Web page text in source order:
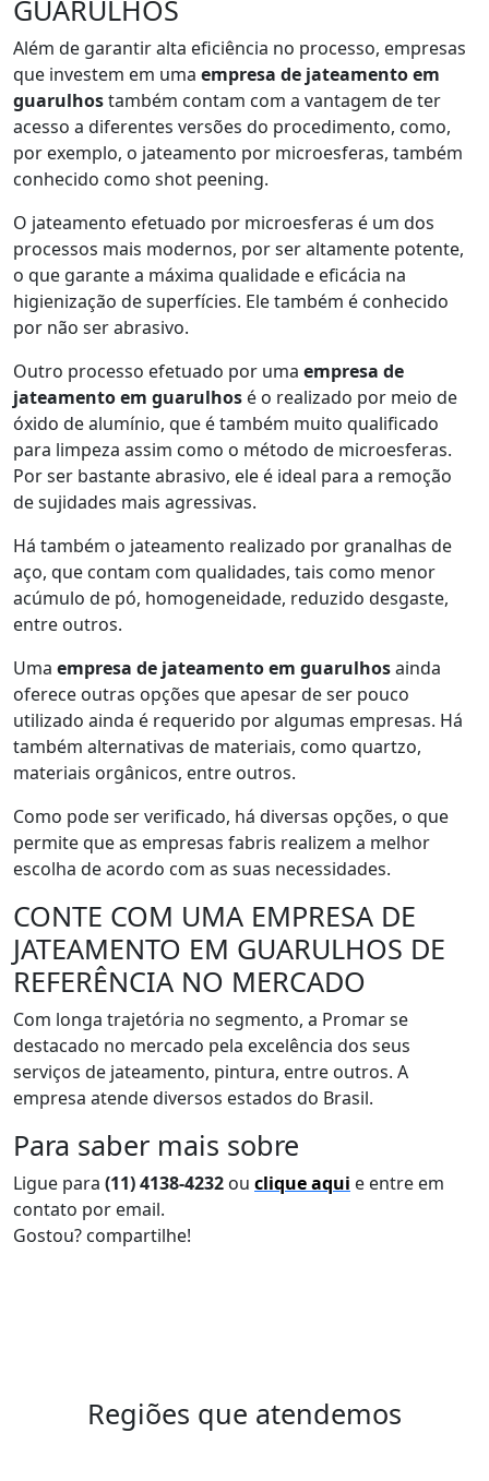
GUARULHOS
Além de garantir alta eficiência no processo, empresas
que investem em uma empresa de jateamento em
guarulhostambém contam com a vantagem de ter
acesso a diferentes versões do procedimento, como,
por exemplo, o jateamento por microesferas, também
conhecido como shot peening.
O jateamento efetuado por microesferas é um dos
processos mais modernos, por ser altamente potente,
o que garante a máxima qualidade e eficácia na
higienização de superfícies. Ele também é conhecido
por não ser abrasivo.
Outro processo efetuado por uma empresa de
jateamento em guarulhos é o realizado por meio de
óxido de alumínio, que é também muito qualificado
para limpeza assim como o método de microesferas.
Por ser bastante abrasivo, ele é ideal para a remoção
de sujidades mais agressivas.
Há também o jateamento realizado por granalhas de
aço, que contam com qualidades, tais como menor
acúmulo de pó, homogeneidade, reduzido desgaste,
entre outros.
Uma empresa de jateamento em guarulhosainda
oferece outras opções que apesar de ser pouco
utilizado ainda é requerido por algumas empresas. Há
também alternativas de materiais, como quartzo,
materiais orgânicos, entre outros.
Como pode ser verificado, há diversas opções, o que
permite que as empresas fabris realizem a melhor
escolha de acordo com as suas necessidades.
CONTE COM UMA EMPRESA DE
JATEAMENTO EM GUARULHOS DE
REFERÊNCIA NO MERCADO
Com longa trajetória no segmento, a Promar se
destacado no mercado pela excelência dos seus
serviços de jateamento, pintura, entre outros. A
empresa atende diversos estados do Brasil.
Para saber mais sobre
Ligue para (11) 4138-4232 ou clique aqui e entre em
contato por email.
Gostou? compartilhe!
Regiões que atendemos